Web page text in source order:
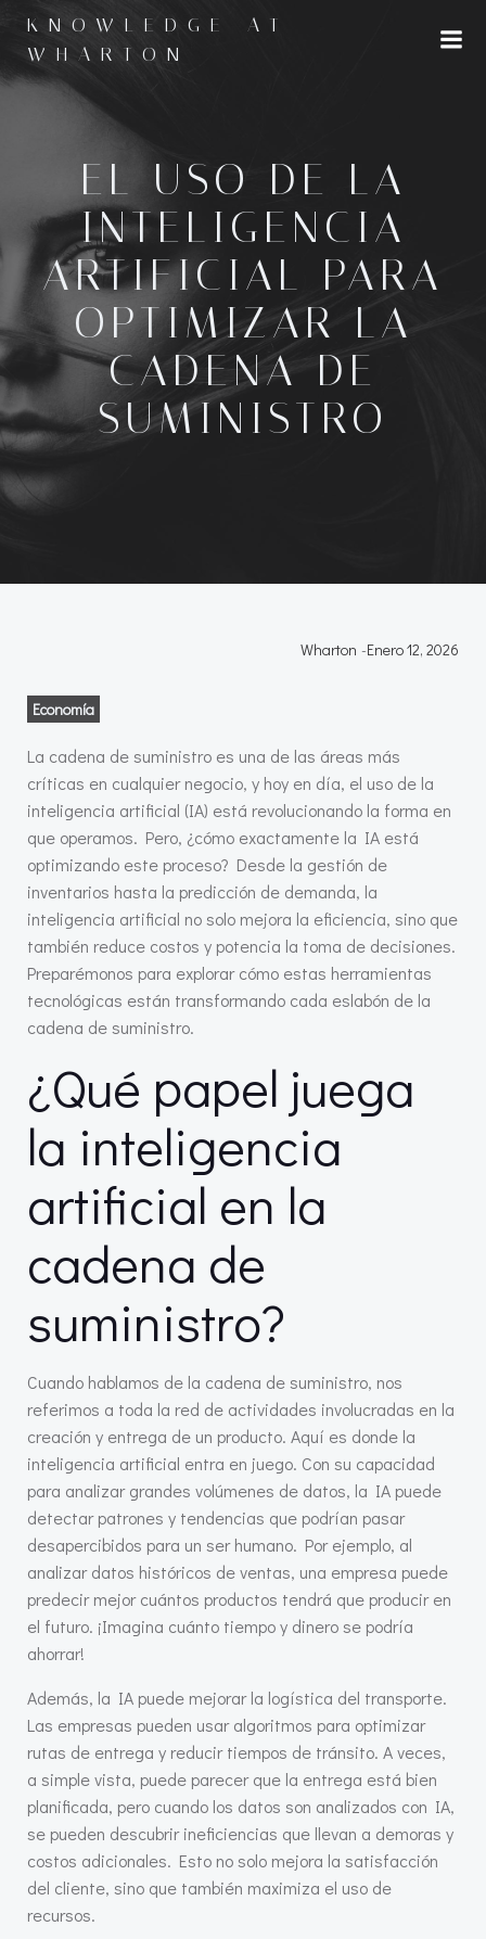
al
KNOWLEDGE AT
WHARTON
EL USO DE LA
INTELIGENCIA
ARTIFICIAL PARA
OPTIMIZAR LA
CADENA DE
SUMINISTRO
Wharton -Enero 12, 2026
Economía
La cadena de suministro es una de las áreas más
críticas en cualquier negocio, y hoy en día, el uso de la
inteligencia artificial (IA) está revolucionando la forma en
que operamos. Pero, ¿cómo exactamente la IA está
optimizando este proceso? Desde la gestión de
inventarios hasta la predicción de demanda, la
inteligencia artificial no solo mejora la eficiencia, sino que
también reduce costos y potencia la toma de decisiones.
Preparémonos para explorar cómo estas herramientas
tecnológicas están transformando cada eslabón de la
cadena de suministro.
¿Qué papel juega
la inteligencia
artificial en la
cadena de
suministro?
Cuando hablamos de la cadena de suministro, nos
referimos a toda la red de actividades involucradas en la
creación y entrega de un producto. Aquí es donde la
inteligencia artificial entra en juego. Con su capacidad
para analizar grandes volúmenes de datos, la IA puede
detectar patrones y tendencias que podrían pasar
desapercibidos para un ser humano. Por ejemplo, al
analizar datos históricos de ventas, una empresa puede
predecir mejor cuántos productos tendrá que producir en
el futuro. ¡Imagina cuánto tiempo y dinero se podría
ahorrar!
Además, la IA puede mejorar la logística del transporte.
Las empresas pueden usar algoritmos para optimizar
rutas de entrega y reducir tiempos de tránsito. A veces,
a simple vista, puede parecer que la entrega está bien
planificada, pero cuando los datos son analizados con IA,
se pueden descubrir ineficiencias que llevan a demoras y
costos adicionales. Esto no solo mejora la satisfacción
del cliente, sino que también maximiza el uso de
recursos.